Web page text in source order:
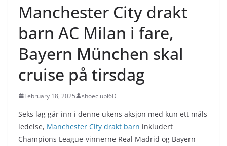
Manchester City drakt
barn AC Milan i fare,
Bayern München skal
cruise på tirsdag
February 18, 2025 shoeclubl6D
Seks lag går inn i denne ukens aksjon med kun ett måls
ledelse, Manchester City drakt barn inkludert
Champions League-vinnerne Real Madrid og Bayern